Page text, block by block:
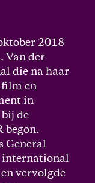
2018
Van der
die na haar
film en
in
de
begon.
General
international
vervolgde